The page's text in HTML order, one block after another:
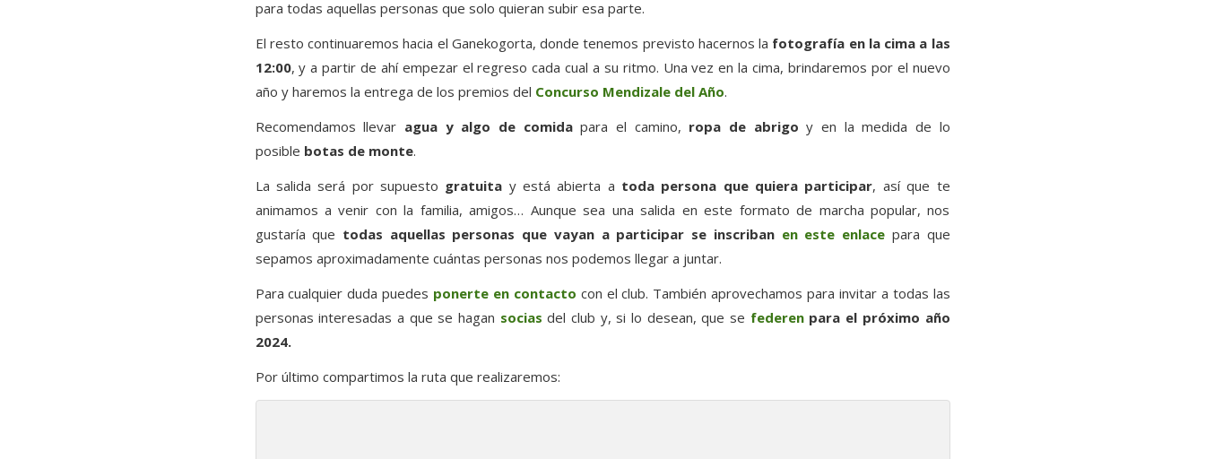
para todas aquellas personas que solo quieran subir esa parte.
El resto continuaremos hacia el Ganekogorta, donde tenemos previsto hacernos la fotografía en la cima a las
12:00, y a partir de ahí empezar el regreso cada cual a su ritmo. Una vez en la cima, brindaremos por el nuevo
año y haremos la entrega de los premios del Concurso Mendizale del Año.
Recomendamos llevar agua y algo de comidapara el camino, ropa de abrigo y en la medida de lo
posible botas de monte.
La salida será por supuesto gratuita y está abierta a toda persona que quiera participar, así que te
animamos a venir con la familia, amigos… Aunque sea una salida en este formato de marcha popular, nos
gustaría que todas aquellas personas que vayan a participar se inscriban en este enlace para que
sepamos aproximadamente cuántas personas nos podemos llegar a juntar.
Para cualquier duda puedes ponerte en contacto con el club. También aprovechamos para invitar a todas las
personas interesadas a que se hagan socias del club y, si lo desean, que se federenpara el próximo año
2024.
Por último compartimos la ruta que realizaremos: